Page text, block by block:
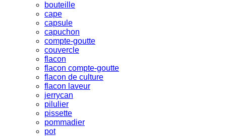
bouteille
cape
capsule
capuchon
compte-goutte
couvercle
flacon
flacon compte-goutte
flacon de culture
flacon laveur
jerrycan
pilulier
pissette
pommadier
pot